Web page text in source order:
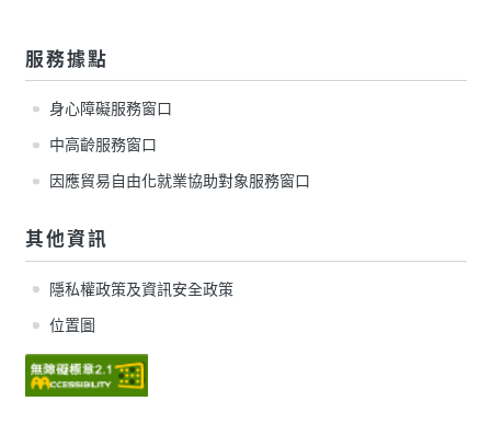
服務據點
身心障礙服務窗口
中高齡服務窗口
因應貿易自由化就業協助對象服務窗口
其他資訊
隱私權政策及資訊安全政策
位置圖